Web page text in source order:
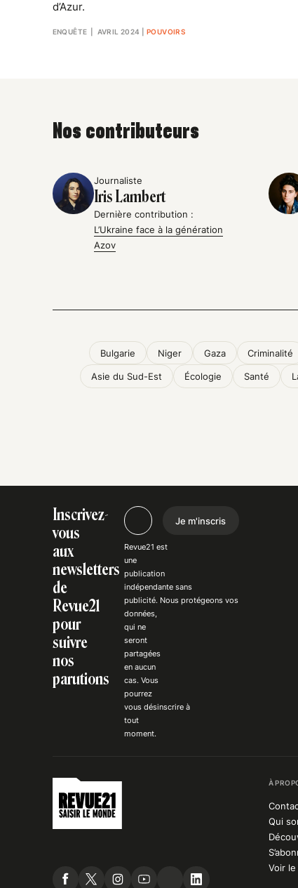
d’Azur.
ENQUÊTE | AVRIL 2024 POUVOIRS
Nos contributeurs
Journaliste
Iris Lambert
Dernière contribution :
L’Ukraine face à la génération
Azov
Bulgarie Niger Gaza Criminalité
Asie du Sud-Est Écologie Santé
Inscrivez-
vous
aux
newsletters
de
Revue21
pour
suivre
nos
parutions
Je m'inscris
Revue21 est
une
publication
indépendantesans
publicité. Nousprotégeons vos
données,
qui ne
seront
partagées
en aucun
cas. Vous
pourrez
vousdésinscrire à
tout
moment.
À
Qui
Voir